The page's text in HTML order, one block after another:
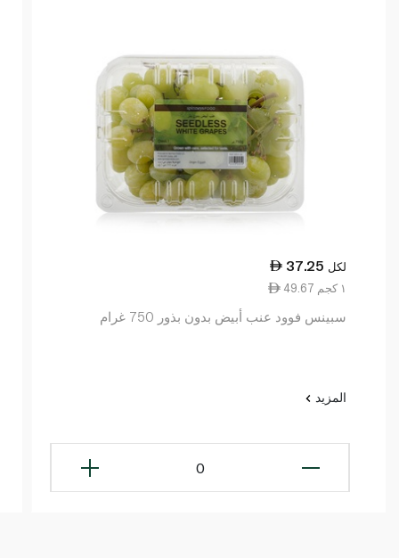
37.25 لكل
49.67 ١ كجم
سبينس فوود عنب أبيض بدون بذور 750 غرام
المزيد
0